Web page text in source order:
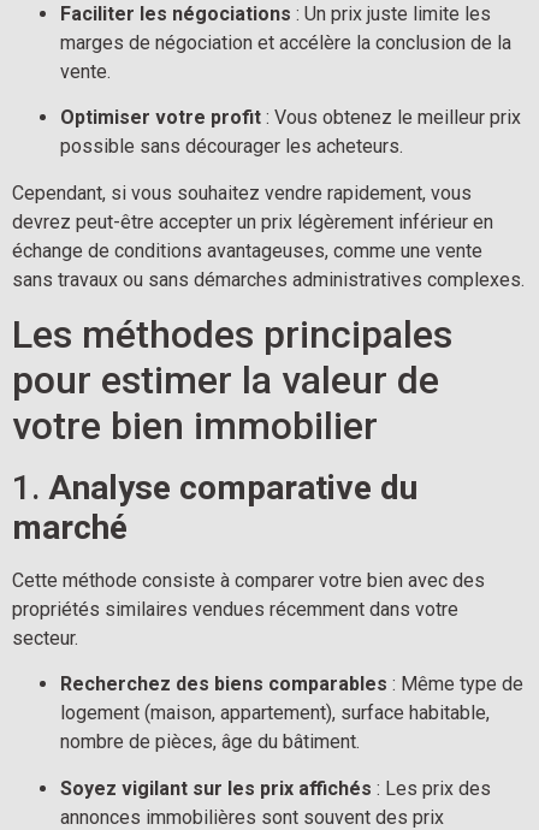
Faciliter les négociations : Un prix juste limite les
marges de négociation et accélère la conclusion de la
vente.
Optimiser votre profit : Vous obtenez le meilleur prix
possible sans décourager les acheteurs.
Cependant, si vous souhaitez vendre rapidement, vous
devrez peut-être accepter un prix légèrement inférieur en
échange de conditions avantageuses, comme une vente
sans travaux ou sans démarches administratives complexes.
Les méthodes principales
pour estimer la valeur de
votre bien immobilier
1. Analyse comparative du
marché
Cette méthode consiste à comparer votre bien avec des
propriétés similaires vendues récemment dans votre
secteur.
Recherchez des biens comparables : Même type de
logement (maison, appartement), surface habitable,
nombre de pièces, âge du bâtiment.
Soyez vigilant sur les prix affichés : Les prix des
annonces immobilières sont souvent des prix